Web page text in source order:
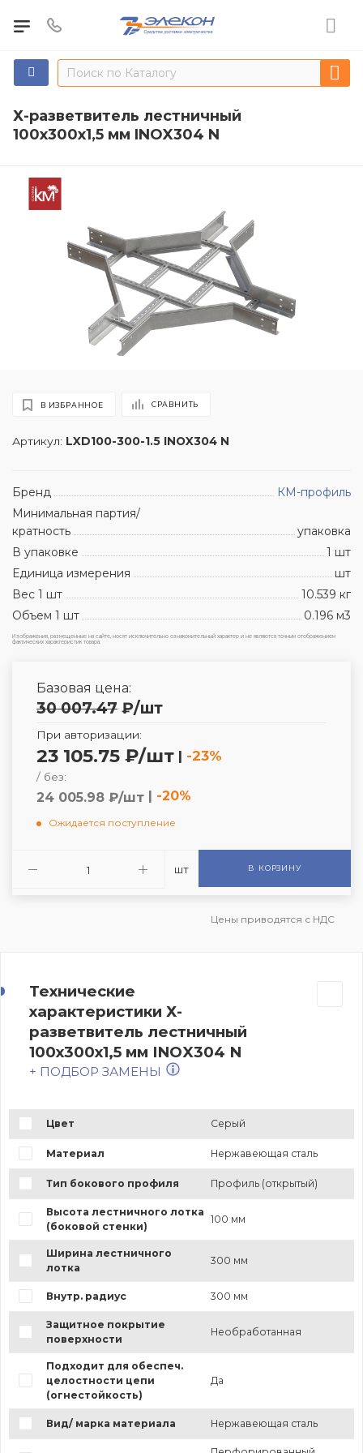
Х-разветвитель лестничный
100х300х1,5 мм INOX304 N
Артикул: LXD100-300-1.5 INOX304 N
В ИЗБРАННОЕ СРАВНИТЬ
Бренд
КМ-профиль
Минимальная партия/
кратность
упаковка
В упаковке
1 шт
Единица измерения
шт
Вес 1 шт
10.539 кг
Объем 1 шт
0.196 м3
Изображения, размещенные на сайте, носят исключительно ознакомительный характер и не являются точным отображением
фактических характеристик товара.
Базовая цена:
30 007.47 ₽/шт
При авторизации:
23 105.75 ₽/шт | -23%
/ без:
24 005.98 ₽/шт | -20%
Ожидается поступление
шт В КОРЗИНУ
Цены приводятся с НДС
Технические
характеристики Х-
разветвитель лестничный
100х300х1,5 мм INOX304 N
+ ПОДБОР ЗАМЕНЫ
Цвет Серый
Материал Нержавеющая сталь
Тип бокового профиля Профиль (открытый)
Высота лестничного лотка
(боковой стенки)
100 мм
Ширина лестничного
лотка
300 мм
Внутр. радиус 300 мм
Защитное покрытие
поверхности
Необработанная
Подходит для обеспеч.
целостности цепи
(огнестойкость)
Да
Вид/ марка материала Нержавеющая сталь